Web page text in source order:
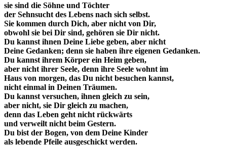
sie sind die Söhne und Töchter
der Sehnsucht des Lebens nach sich selbst.
Sie kommen durch Dich, aber nicht von Dir,
obwohl sie bei Dir sind, gehören sie Dir nicht.
Du kannst ihnen Deine Liebe geben, aber nicht
Deine Gedanken; denn sie haben ihre eigenen Gedanken.
Du kannst ihrem Körper ein Heim geben,
aber nicht ihrer Seele, denn ihre Seele wohnt im
Haus von morgen, das Du nicht besuchen kannst,
nicht einmal in Deinen Träumen.
Du kannst versuchen, ihnen gleich zu sein,
aber nicht, sie Dir gleich zu machen,
denn das Leben geht nicht rückwärts
und verweilt nicht beim Gestern.
Du bist der Bogen, von dem Deine Kinder
als lebende Pfeile ausgeschickt werden.